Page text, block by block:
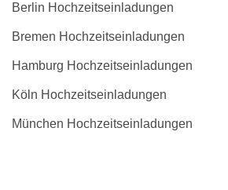
Berlin Hochzeitseinladungen
Bremen Hochzeitseinladungen
Hamburg Hochzeitseinladungen
Köln Hochzeitseinladungen
München Hochzeitseinladungen